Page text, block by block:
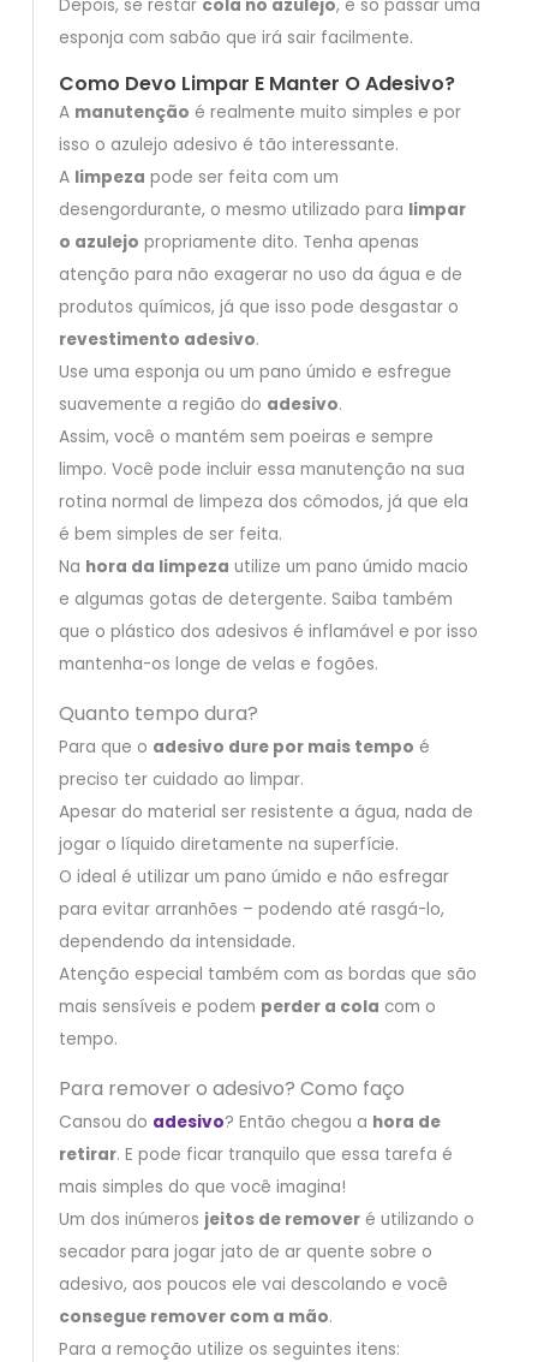
Depois, se restar cola no azulejo, é só passar uma
esponja com sabão que irá sair facilmente.
Como Devo Limpar E Manter O Adesivo?
A manutenção é realmente muito simples e por
isso o azulejo adesivo é tão interessante.
A limpeza pode ser feita com um
desengordurante, o mesmo utilizado para limpar
o azulejo propriamente dito. Tenha apenas
atenção para não exagerar no uso da água e de
produtos químicos, já que isso pode desgastar o
revestimento adesivo.
Use uma esponja ou um pano úmido e esfregue
suavemente a região do adesivo.
Assim, você o mantém sem poeiras e sempre
limpo. Você pode incluir essa manutenção na sua
rotina normal de limpeza dos cômodos, já que ela
é bem simples de ser feita.
Na hora da limpeza utilize um pano úmido macio
e algumas gotas de detergente. Saiba também
que o plástico dos adesivos é inflamável e por isso
mantenha-os longe de velas e fogões.
Quanto tempo dura?
Para que o adesivo dure por mais tempo é
preciso ter cuidado ao limpar.
Apesar do material ser resistente a água, nada de
jogar o líquido diretamente na superfície.
O ideal é utilizar um pano úmido e não esfregar
para evitar arranhões – podendo até rasgá-lo,
dependendo da intensidade.
Atenção especial também com as bordas que são
mais sensíveis e podem perder a cola com o
tempo.
Para remover o adesivo? Como faço
Cansou do adesivo? Então chegou a hora de
retirar. E pode ficar tranquilo que essa tarefa é
mais simples do que você imagina!
Um dos inúmeros jeitos de removeré utilizando o
secador para jogar jato de ar quente sobre o
adesivo, aos poucos ele vai descolando e você
consegue remover com a mão.
Para a remoção utilize os seguintes itens: